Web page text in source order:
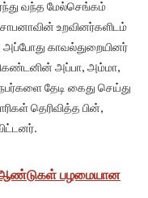
வந்த மேல்செங்கம்
உறவினர்களிடம்
அப்போது காவல்துறையினர்
அப்பா, அம்மா,
தேடி கைது செய்து
தெரிவித்த பின்,
பழமையான